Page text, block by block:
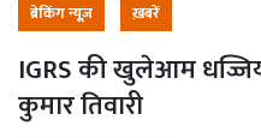
ब्रेकिंग न्यूज़ ख़बरें
IGRS की खुलेआम
कुमार तिवारी